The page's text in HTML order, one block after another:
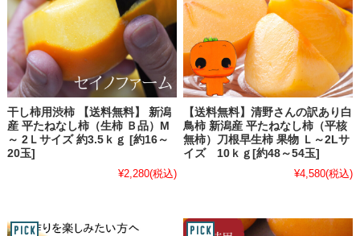
干し柿用渋柿 【送料無料】 新潟
産 平たねなし柿（生柿 Ｂ品）M
～ 2Ｌサイズ 約3.5ｋｇ [約16～
20玉]
¥2,280(税込)
【送料無料】清野さんの訳あり白
鳥柿 新潟産 平たねなし柿（平核
無柿）刀根早生柿 果物 Ｌ～2Lサ
イズ 10ｋｇ[約48～54玉]
¥4,580(税込)